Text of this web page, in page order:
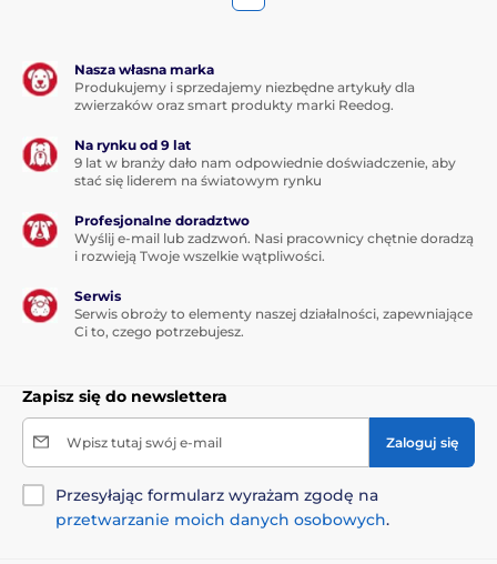
Nasza własna marka
Produkujemy i sprzedajemy niezbędne artykuły dla
zwierzaków oraz smart produkty marki Reedog.
Na rynku od 9 lat
9 lat w branży dało nam odpowiednie doświadczenie, aby
stać się liderem na światowym rynku
Profesjonalne doradztwo
Wyślij e-mail lub zadzwoń. Nasi pracownicy chętnie doradzą
i rozwieją Twoje wszelkie wątpliwości.
Serwis
Serwis obroży to elementy naszej działalności, zapewniające
Ci to, czego potrzebujesz.
Zapisz się do newslettera
Wpisz tutaj swój e-mail Zaloguj się
Przesyłając formularz wyrażam zgodę na
przetwarzanie moich danych osobowych.